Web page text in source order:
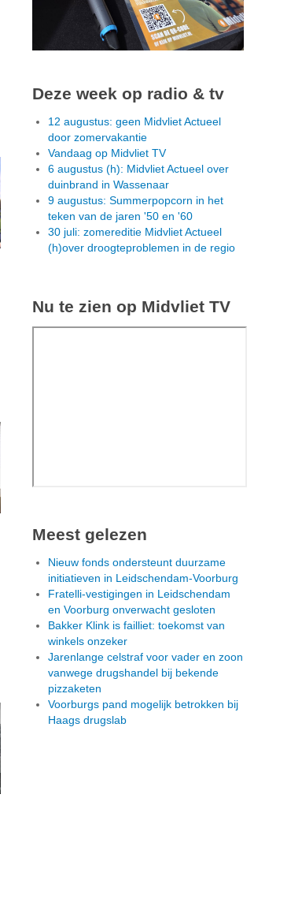
Deze week op radio & tv
12 augustus: geen Midvliet Actueel
door zomervakantie
Vandaag op Midvliet TV
6 augustus (h): Midvliet Actueel over
duinbrand in Wassenaar
9 augustus: Summerpopcorn in het
teken van de jaren '50 en '60
30 juli: zomereditie Midvliet Actueel
(h)over droogteproblemen in de regio
Nu te zien op Midvliet TV
Meest gelezen
Nieuw fonds ondersteunt duurzame
initiatieven in Leidschendam-Voorburg
Fratelli-vestigingen in Leidschendam
en Voorburg onverwacht gesloten
Bakker Klink is failliet: toekomst van
winkels onzeker
Jarenlange celstraf voor vader en zoon
vanwege drugshandel bij bekende
pizzaketen
Voorburgs pand mogelijk betrokken bij
Haags drugslab